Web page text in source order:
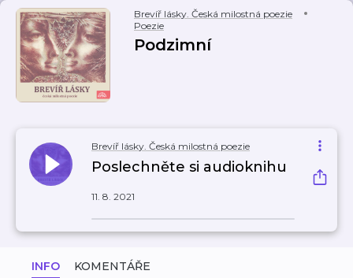
Brevíř lásky. Česká milostná poezie
Poezie
Podzimní
Brevíř lásky. Česká milostná poezie
Poslechněte si audioknihu
11. 8. 2021
INFO KOMENTÁŘE